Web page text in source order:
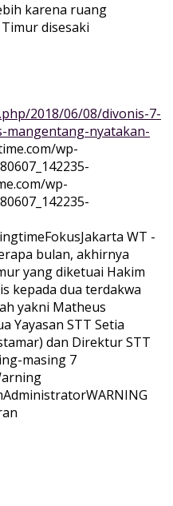
karena ruang
disesaki
2018/06/08/divonis-7-
nyatakan-
wp-
wp-
FokusJakarta WT -
bulan, akhirnya
yang diketuai Hakim
kepada dua terdakwa
yakni Matheus
Yayasan STT Setia
dan Direktur STT
masing 7
AdministratorWARNING